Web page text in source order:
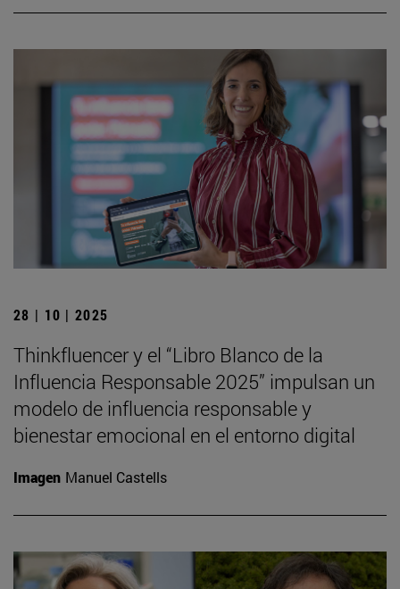
28 | 10 | 2025
Thinkfluencer y el “Libro Blanco de la
Influencia Responsable 2025” impulsan un
modelo de influencia responsable y
bienestar emocional en el entorno digital
Imagen Manuel Castells